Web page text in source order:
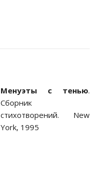
Менуэты с тенью.
Сборник
стихотворений. New
York, 1995